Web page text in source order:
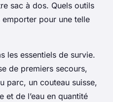
sac à dos. Quels outils
pour une telle
les essentiels de survie.
de premiers secours,
parc, un couteau suisse,
et de l’eau en quantité